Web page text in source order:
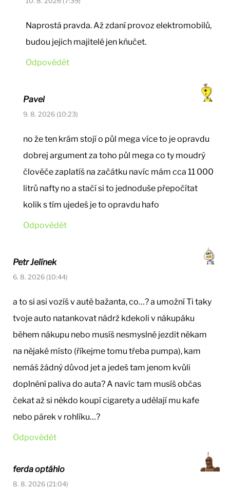
Naprostá pravda. Až zdaní provoz elektromobilů,
budou jejich majitelé jen kňučet.
Odpovědět
Pavel
9. 8. 2026 (10:23)
no že ten krám stojí o půl mega více to je opravdu
dobrej argument za toho půl mega co ty moudrý
člověče zaplatíš na začátku navíc mám cca 11 000
litrů nafty no a stačí si to jednoduše přepočítat
kolik s tím ujedeš je to opravdu hafo
Odpovědět
Petr Jelínek
6. 8. 2026 (10:44)
a to si asi vozíš v autě bažanta, co…? a umožní Ti taky
tvoje auto natankovat nádrž kdekoli v nákupáku
během nákupu nebo musíš nesmyslně jezdit někam
na nějaké místo (říkejme tomu třeba pumpa), kam
nemáš žádný důvod jet a jedeš tam jenom kvůli
doplnění paliva do auta? A navíc tam musíš občas
čekat až si někdo koupí cigarety a udělají mu kafe
nebo párek v rohlíku…?
Odpovědět
ferda optáhlo
8. 8. 2026 (21:04)